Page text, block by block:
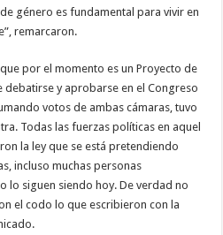
género es fundamental para vivir en
remarcaron.
por el momento es un Proyecto de
debatirse y aprobarse en el Congreso
votos de ambas cámaras, tuvo
Todas las fuerzas políticas en aquel
la ley que se está pretendiendo
incluso muchas personas
lo siguen siendo hoy. De verdad no
el codo lo que escribieron con la